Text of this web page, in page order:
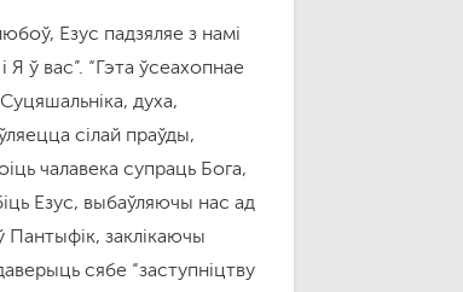
Езус падзяляе з намі
ў вас”. “Гэта ўсеахопнае
духа,
сілай праўды,
чалавека супраць Бога,
Езус, выбаўляючы нас ад
Пантыфік, заклікаючы
сябе “заступніцтву